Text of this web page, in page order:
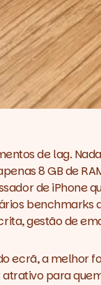
de lag.
8 GB de
de
benchmarks
gestão de
ecrã, a melhor
para